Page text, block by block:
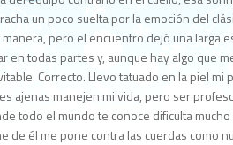
un poco suelta por la emoción del
pero el encuentro dejó una larga
en todas partes y, aunque hay algo que
Correcto. Llevo tatuado en la piel mi
ajenas manejen mi vida, pero ser
todo el mundo te conoce dificulta mucho
de él me pone contra las cuerdas como